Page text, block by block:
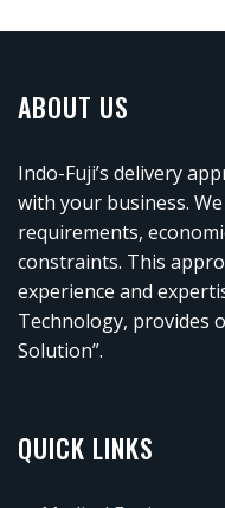
ABOUT US
Indo-Fuji’s delivery
with your business.
requirements,
constraints. This
experience and
Technology, provides
Solution”.
QUICK LINKS